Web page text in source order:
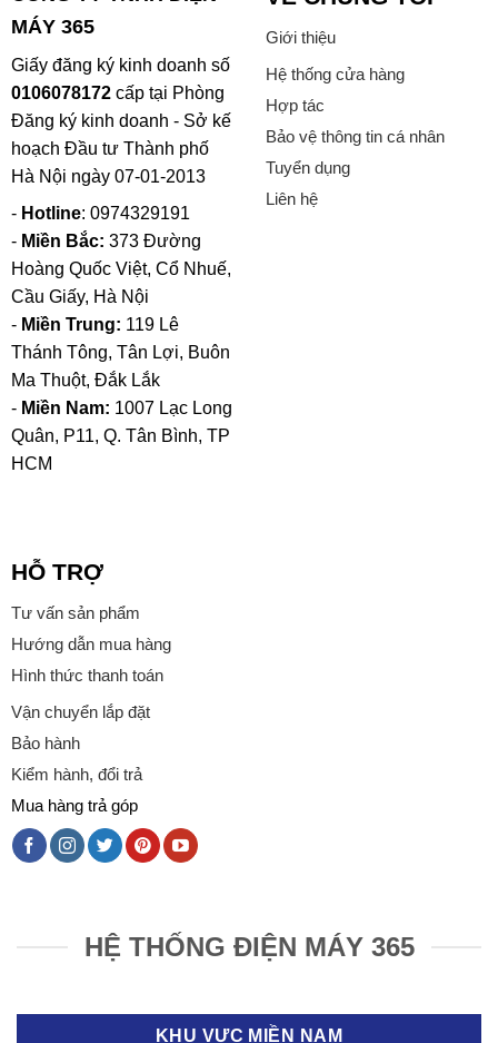
MÁY 365
Giấy đăng ký kinh doanh số
0106078172cấp tại Phòng
Đăng ký kinh doanh - Sở kế
hoạch Đầu tư Thành phố
Hà Nội ngày 07-01-2013
- Hotline: 0974329191
- Miền Bắc: 373 Đường
Hoàng Quốc Việt, Cổ Nhuế,
Cầu Giấy, Hà Nội
- Miền Trung: 119 Lê
Thánh Tông, Tân Lợi, Buôn
Ma Thuột, Đắk Lắk
- Miền Nam: 1007 Lạc Long
Quân, P11, Q. Tân Bình, TP
HCM
Giới thiệu
Hệ thống cửa hàng
Hợp tác
Bảo vệ thông tin cá nhân
Tuyển dụng
Liên hệ
HỖ TRỢ
Tư vấn sản phẩm
Hướng dẫn mua hàng
Hình thức thanh toán
Vận chuyển lắp đặt
Bảo hành
Kiểm hành, đổi trả
Mua hàng trả góp
HỆ THỐNG ĐIỆN MÁY 365
KHU VỰC MIỀN NAM